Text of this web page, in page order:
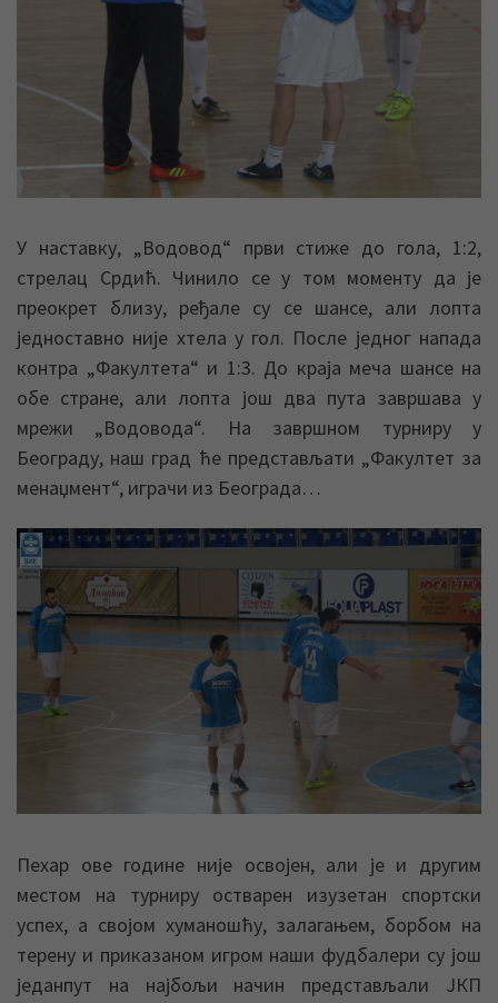
У наставку, „Водовод“ први стиже до гола, 1:2,
стрелац Срдић. Чинило се у том моменту да је
преокрет близу, ређале су се шансе, али лопта
једноставно није хтела у гол. После једног напада
контра „Факултета“ и 1:3. До краја меча шансе на
обе стране, али лопта још два пута завршава у
мрежи „Водовода“. На завршном турниру у
Београду, наш град ће представљати „Факултет за
менаџмент“, играчи из Београда…
Пехар ове године није освојен, али је и другим
местом на турниру остварен изузетан спортски
успех, а својом хуманошћу, залагањем, борбом на
терену и приказаном игром наши фудбалери су још
једанпут на најбољи начин представљали ЈКП